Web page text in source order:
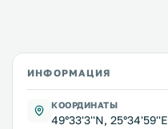
ИНФОРМАЦИЯ
КООРДИНАТЫ
49°33'3''N, 25°34'59''E